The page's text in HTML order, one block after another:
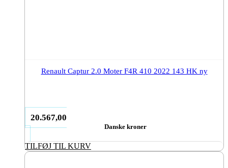
Renault Captur 2.0 Moter F4R 410 2022 143 HK ny
20.567,00
Danske kroner
TILFØJ TIL KURV